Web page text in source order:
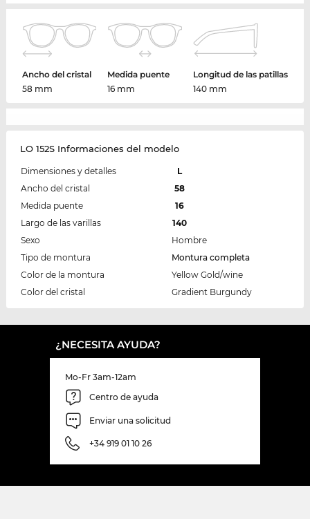
Ancho del cristal
58 mm
Medida puente
16 mm
Longitud de las patillas
140 mm
LO 152S Informaciones del modelo
Dimensiones y detalles
L
Ancho del cristal
58
Medida puente
16
Largo de las varillas
140
Sexo
Hombre
Tipo de montura
Montura completa
Color de la montura
Yellow Gold/wine
Color del cristal
Gradient Burgundy
¿NECESITA AYUDA?
Mo-Fr 3am-12am
Centro de ayuda
Enviar una solicitud
+34 919 01 10 26